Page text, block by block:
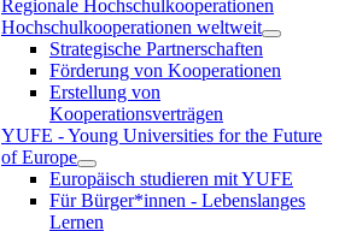
Regionale Hochschulkooperationen
Hochschulkooperationen weltweit
Strategische Partnerschaften
Förderung von Kooperationen
Erstellung von
Kooperationsverträgen
YUFE - Young Universities for the Future
of Europe
Europäisch studieren mit YUFE
Für Bürger*innen - Lebenslanges
Lernen